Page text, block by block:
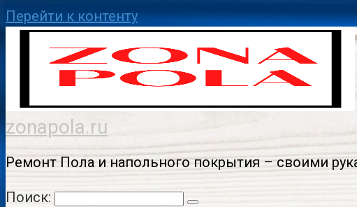
Перейти к контенту
zonapola.ru
Ремонт Пола и напольного покрытия – своими
Поиск: